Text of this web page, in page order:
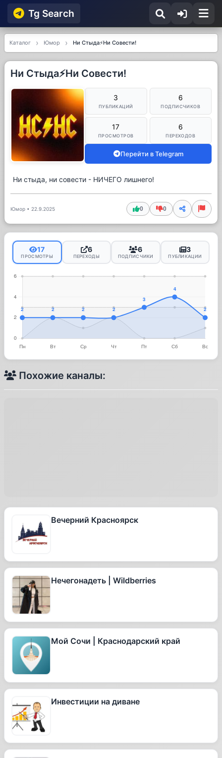
Tg Searсh
Каталог Юмор Ни Стыда⚡️Ни Совести!
Ни Стыда⚡️Ни Совести!
3
ПУБЛИКАЦИЙ
6
ПОДПИСЧИКОВ
17
ПРОСМОТРОВ
6
ПЕРЕХОДОВ
Перейти в Telegram
Ни стыда, ни совести - НИЧЕГО лишнего!
Юмор • 22.9.2025 0 0
17
ПРОСМОТРЫ
6
ПЕРЕХОДЫ
6
ПОДПИСЧИКИ
3
ПУБЛИКАЦИИ
Похожие каналы:
Вечерний Красноярск
Нечегонадеть | Wildberries
Мой Сочи | Краснодарский край
Инвестиции на диване